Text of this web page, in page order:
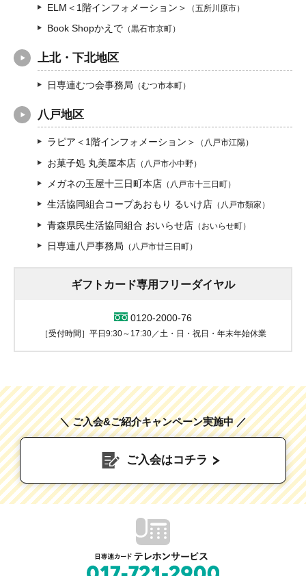
ELM＜1階インフォメーション＞ （五所川原市）
Book Shopかえで （黒石市京町）
上北・下北地区
日専連むつ会事務局 （むつ市本町）
八戸地区
ラピア＜1階インフォメーション＞ （八戸市江陽）
お菓子処 丸美屋本店 （八戸市小中野）
メガネの玉屋十三日町本店 （八戸市十三日町）
生活協同組合コープあおもり るいけ店 （八戸市類家）
青森県民生活協同組合 おいらせ店 （おいらせ町）
日専連八戸事務局 （八戸市廿三日町）
ギフトカード専用フリーダイヤル
0120-2000-76
［受付時間］平日9:30～17:30／土・日・祝日・年末年始休業
＼ ご入会&ご紹介キャンペーン実施中 ／
ご入会はコチラ